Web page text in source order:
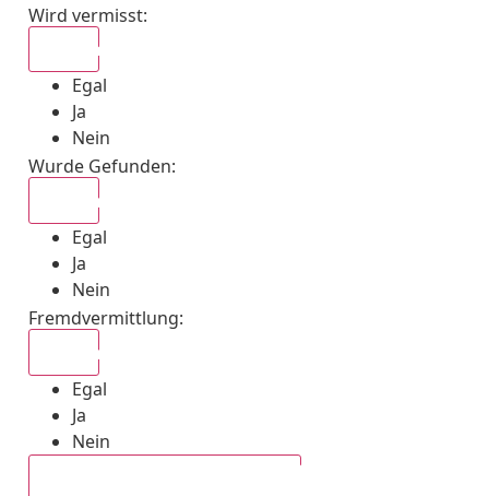
Wird vermisst:
Egal
Ja
Nein
Wurde Gefunden:
Egal
Ja
Nein
Fremdvermittlung:
Egal
Ja
Nein